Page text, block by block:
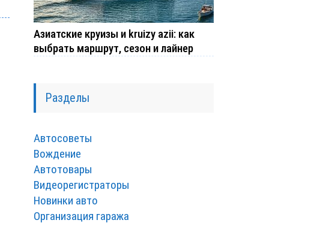
Азиатские круизы и kruizy azii: как
выбрать маршрут, сезон и лайнер
Разделы
Автосоветы
Вождение
Автотовары
Видеорегистраторы
Новинки авто
Организация гаража